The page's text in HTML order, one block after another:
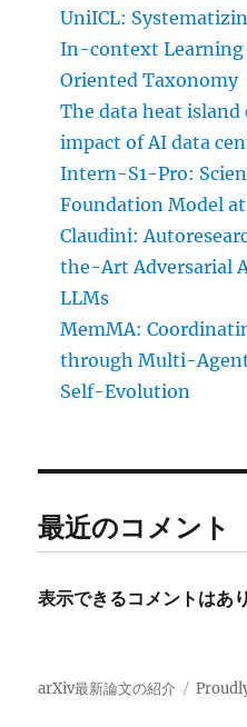
UniICL:
In-context
Oriented Taxonomy
The data heat
impact of AI data
Intern-S1-Pro:
Foundation Model
Claudini:
the-Art Adversarial
LLMs
MemMA:
through Multi-
Self-Evolution
最近のコメント
表示できるコメントはあ
arXiv最新論文の紹介